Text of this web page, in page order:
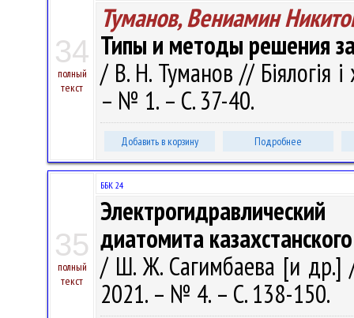
34
полный
текст
Туманов, Вениамин
Типы и методы решения
/ В. Н. Туманов // Біялогія
– № 1. – С. 37-40.
Добавить в корзину Подробнее
35
полный
текст
ББК 24
диатомита
/ Ш. Ж. Сагимбаева [и др.]
2021. – № 4. – С. 138-150.